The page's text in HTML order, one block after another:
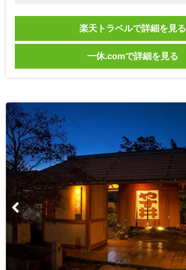
楽天トラベルで詳細を見る
一休.comで詳細を見る